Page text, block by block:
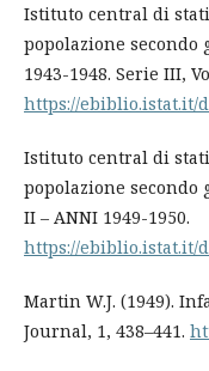
Istituto central di
popolazione
1943-1948. Serie III,
https://ebiblio.istat.it/
Istituto central di
popolazione secondo
II – ANNI 1949-1950.
https://ebiblio.istat.it/
Martin W.J. (1949).
Journal, 1, 438–441.